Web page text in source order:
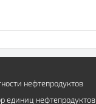
нефтепродуктов
единиц нефтепродуктов